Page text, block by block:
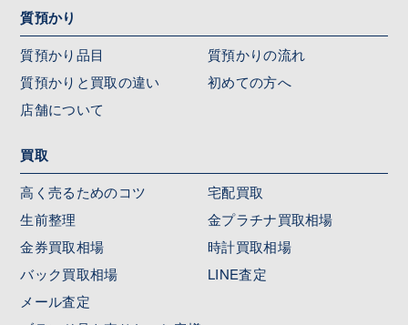
質預かり
質預かり品目
質預かりの流れ
質預かりと買取の違い
初めての方へ
店舗について
買取
高く売るためのコツ
宅配買取
生前整理
金プラチナ買取相場
金券買取相場
時計買取相場
バック買取相場
LINE査定
メール査定